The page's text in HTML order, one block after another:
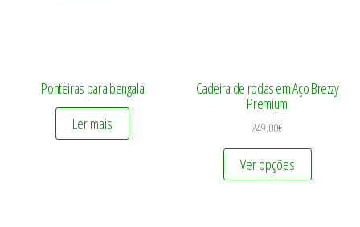
Ponteiras para bengala
Ler mais
Cadeira de rodas em Aço Brezzy
Premium
249.00€
Ver opções